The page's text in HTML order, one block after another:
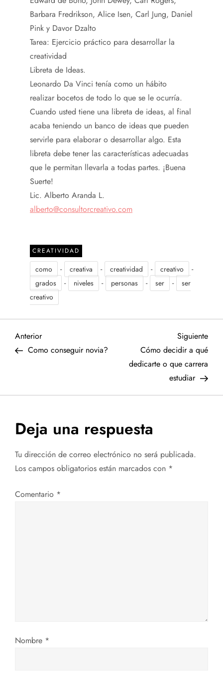
Barbara Fredrikson, Alice Isen, Carl Jung, Daniel
Pink y Davor Dzalto
Tarea: Ejercicio práctico para desarrollar la
creatividad
Libreta de Ideas.
Leonardo Da Vinci tenía como un hábito
realizar bocetos de todo lo que se le ocurría.
Cuando usted tiene una libreta de ideas, al final
acaba teniendo un banco de ideas que pueden
servirle para elaborar o desarrollar algo. Esta
libreta debe tener las características adecuadas
que le permitan llevarla a todas partes. ¡Buena
Suerte!
Lic. Alberto Aranda L.
alberto@consultorcreativo.com
CREATIVIDAD
como - creativa - creatividad - creativo -
grados - niveles - personas - ser -
ser
creativo
N
g
a
i
n
Entrada
anterior
Anterior
Como conseguir novia?
Siguiente
Cómo decidir a qué
dedicarte o que carrera
estudiar
Deja una respuesta
Tu dirección de correo electrónico no será publicada.
Los campos obligatorios están marcados con *
Comentario *
Nombre *